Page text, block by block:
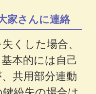
家さんに連絡
くした場合、
本的には自己
共用部分連動